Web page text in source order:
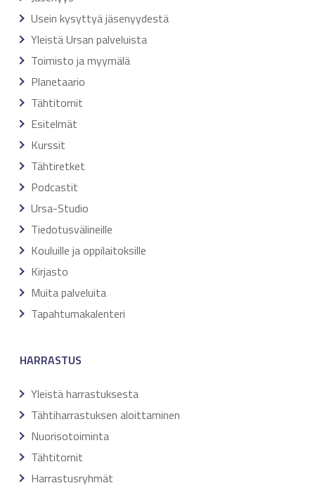
Usein kysyttyä jäsenyydestä
Yleistä Ursan palveluista
Toimisto ja myymälä
Planetaario
Tähtitornit
Esitelmät
Kurssit
Tähtiretket
Podcastit
Ursa-Studio
Tiedotusvälineille
Kouluille ja oppilaitoksille
Kirjasto
Muita palveluita
Tapahtumakalenteri
HARRASTUS
Yleistä harrastuksesta
Tähtiharrastuksen aloittaminen
Nuorisotoiminta
Tähtitornit
Harrastusryhmät